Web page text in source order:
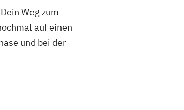
Weg zum
auf einen
und bei der